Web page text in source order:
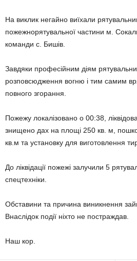
На виклик негайно виїхали
пожежнорятувальної частини м.
команди с. Бишів.
Завдяки професійним діям
розповсюдження вогню і тим самим
повного згорання.
Пожежу локалізовано о 00:38,
знищено дах на площі 250 кв. м,
кв.м та установку для виготовлення
До ліквідації пожежі залучили 5
спецтехніки.
Обставини та причина виникнення
Внаслідок події ніхто не постраждав.
Наш кор.